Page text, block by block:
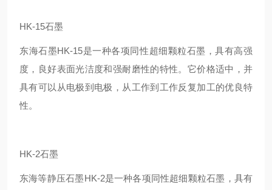
HK-15石墨
东海石墨HK-15是一种各项同性超细颗粒石墨，具有高强
度，良好表面光洁度和强耐磨性的特性。它价格适中，并
具有可以从电极到电极，从工作到工作反复加工的优良特
性。
HK-2石墨
东海等静压石墨HK-2是一种各项同性超细颗粒石墨，具有